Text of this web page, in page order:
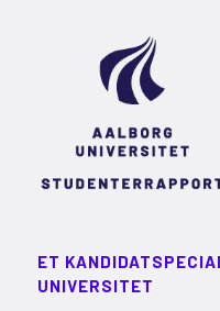
ET
UNIVERSITET